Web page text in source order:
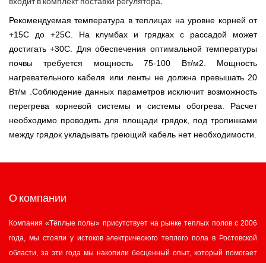
Рекомендуемая температура в теплицах на уровне корней от
+15С до +25С. На клумбах и грядках с рассадой может
достигать +30С. Для обеспечения оптимальной температуры
почвы требуется мощность 75-100 Вт/м2. Мощность
нагревательного кабеля или ленты не должна превышать 20
Вт/м .Соблюдение данных параметров исключит возможность
перегрева корневой системы и системы обогрева. Расчет
необходимо проводить для площади грядок, под тропинками
между грядок укладывать греющий кабель нет необходимости.
О компании
Компания «Тёплые полы» присутствует на рынке теплых полов с 2006
года, мы стояли у истоков электрического теплого пола в Ростовской
области, за эти года мы накопили бесценный опыт, который помогает